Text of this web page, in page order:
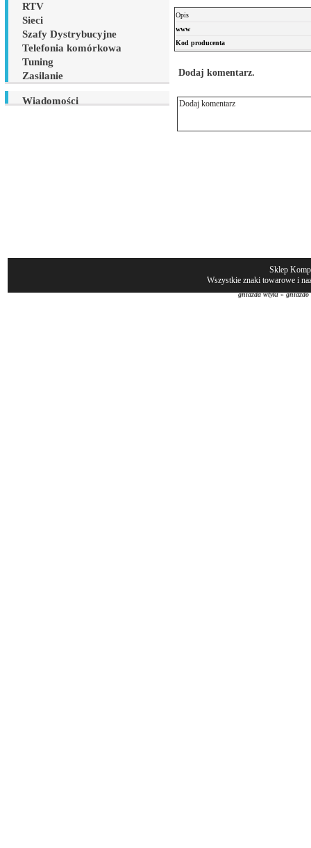
RTV
Sieci
Szafy Dystrybucyjne
Telefonia komórkowa
Tuning
Zasilanie
Wiadomości
Opis
www
Kod producenta
Dodaj komentarz.
Sklep
Wszystkie znaki towarowe i
gniazda wtyki»gniazdo